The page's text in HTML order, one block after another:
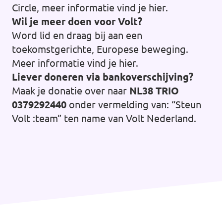
Circle, meer informatie vind je hier.
Wil je meer doen voor Volt?
Word lid en draag bij aan een
toekomstgerichte, Europese beweging.
Meer informatie vind je hier.
Liever doneren via bankoverschijving?
Maak je donatie over naar NL38 TRIO
0379292440 onder vermelding van: “Steun
Volt :team” ten name van Volt Nederland.